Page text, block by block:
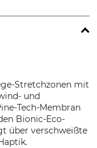
Stretchzonen mit
und
Tech-Membran
Bionic-Eco-
über verschweißte